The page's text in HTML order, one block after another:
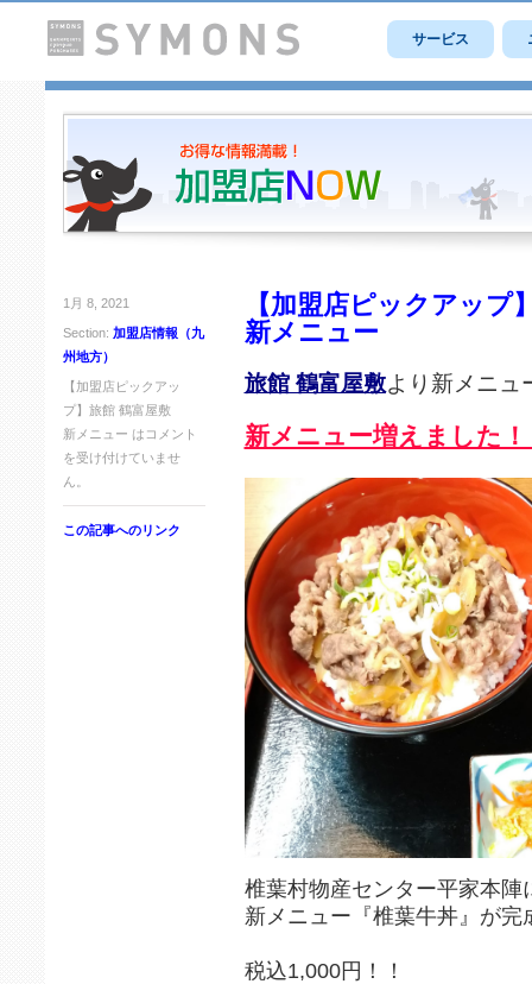
サービス
1月 8, 2021
Section: 加盟店情報（九
州地方）
【加盟店ピックアッ
プ】旅館 鶴富屋敷
新メニュー は コメント
を受け付けていませ
ん。
この記事へのリンク
【加盟店ピックアップ
新メニュー
旅館 鶴富屋敷より新メニュ
新メニュー増えました！
椎葉村物産センター平家本陣
新メニュー『椎葉牛丼』が
税込1,000円！！